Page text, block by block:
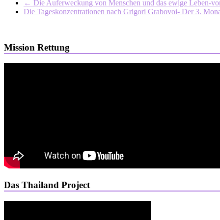
← Die Auferweckung von Menschen und das ewige Leben-
Die Tageskonzentrationen nach Grigori Grabovoi- Der 3.
Mission Rettung
Das Thailand Project